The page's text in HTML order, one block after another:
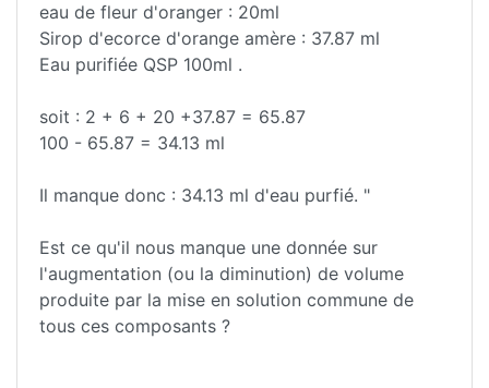
eau de fleur d'oranger : 20ml
Sirop d'ecorce d'orange amère : 37.87 ml
Eau purifiée QSP 100ml .
soit : 2 + 6 + 20 +37.87 = 65.87
100 - 65.87 = 34.13 ml
Il manque donc : 34.13 ml d'eau purfié. "
Est ce qu'il nous manque une donnée sur
l'augmentation (ou la diminution) de volume
produite par la mise en solution commune de
tous ces composants ?